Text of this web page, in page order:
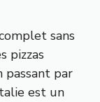
sans
pizzas
passant par
est un